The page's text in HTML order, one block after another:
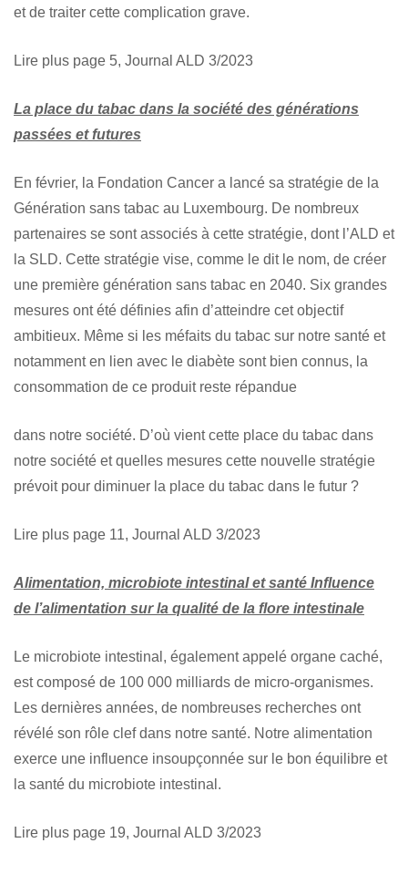
et de traiter cette complication grave.
Lire plus page 5, Journal ALD 3/2023
La place du tabac dans la société des générations
passées et futures
En février, la Fondation Cancer a lancé sa stratégie de la
Génération sans tabac au Luxembourg. De nombreux
partenaires se sont associés à cette stratégie, dont l’ALD et
la SLD. Cette stratégie vise, comme le dit le nom, de créer
une première génération sans tabac en 2040. Six grandes
mesures ont été définies afin d’atteindre cet objectif
ambitieux. Même si les méfaits du tabac sur notre santé et
notamment en lien avec le diabète sont bien connus, la
consommation de ce produit reste répandue
dans notre société. D’où vient cette place du tabac dans
notre société et quelles mesures cette nouvelle stratégie
prévoit pour diminuer la place du tabac dans le futur ?
Lire plus page 11, Journal ALD 3/2023
Alimentation, microbiote intestinal et santé Influence
de l’alimentation sur la qualité de la flore intestinale
Le microbiote intestinal, également appelé organe caché,
est composé de 100 000 milliards de micro-organismes.
Les dernières années, de nombreuses recherches ont
révélé son rôle clef dans notre santé. Notre alimentation
exerce une influence insoupçonnée sur le bon équilibre et
la santé du microbiote intestinal.
Lire plus page 19, Journal ALD 3/2023